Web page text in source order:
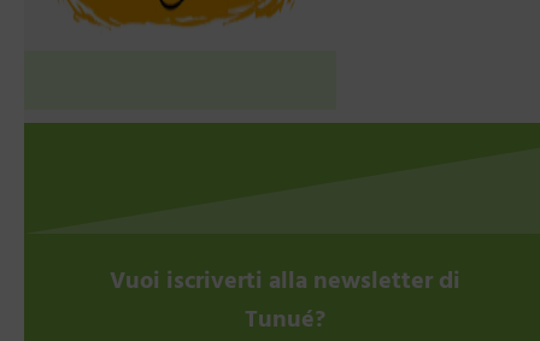
Vuoi iscriverti alla newsletter di
Tunué?